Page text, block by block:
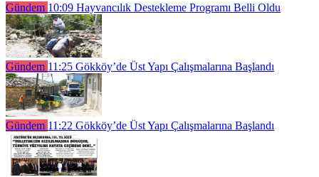
Gündem 10:09 Hayvancılık Destekleme Programı Belli Oldu
Gündem 11:25 Gökköy’de Üst Yapı Çalışmalarına Başlandı
Gündem 11:22 Gökköy’de Üst Yapı Çalışmalarına Başlandı